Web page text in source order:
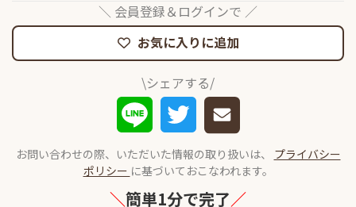
＼ 会員登録＆ログインで ／
お気に入りに追加
\シェアする/
お問い合わせの際、いただいた情報の取り扱いは、 プライバシー
ポリシー に基づいておこなわれます。
＼簡単1分で完了／